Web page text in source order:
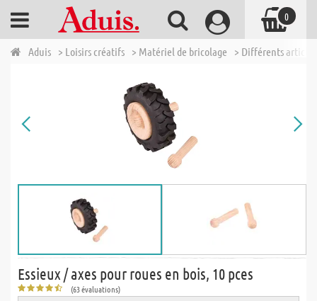
Aduis > Loisirs créatifs > Matériel de bricolage > Différents
Essieux / axes pour roues en bois, 10 pces
(63 évaluations)
0